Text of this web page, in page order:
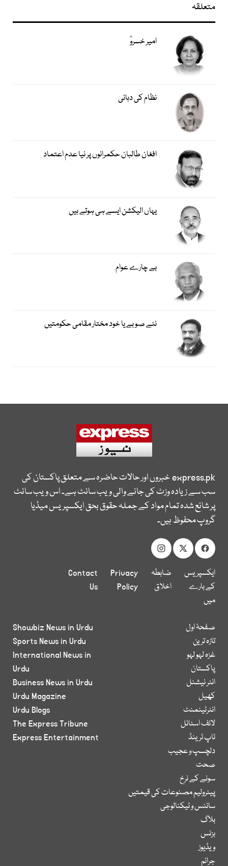
متعلقہ
امیر خسروؒ
نظام کی دہائی
افغان طالبان حکمرانوں پر نیا عدم اعتماد
یہاں الیکشن ایسے ہی ہوتے ہیں
بے چارے عوام
نئے صوبے یا خود مختار مقامی حکومتیں
express.pkخبروں اور حالات حاضرہ سے متعلق پاکستان کی
سب سے زیادہ وزٹ کی جانے والی ویب سائٹ ہے۔ اس ویب سائٹ
پر شائع شدہ تمام مواد کے جملہ حقوق بحق ایکسپریس میڈیا
گروپ محفوظ ہیں۔
ایکسپریس
کے بارے
میں
ضابطہ
اخلاق
Privacy
Policy
Contact
Us
صفحۂ اول
تازہ ترین
غزہ لہو لہو
پاکستان
انٹر نیشنل
کھیل
انٹرٹینمنٹ
لائف اسٹائل
ٹاپ ٹرینڈ
دلچسپ و عجیب
صحت
سونے کے نرخ
پیٹرولیم مصنوعات کی قیمتیں
سائنس و ٹیکنالوجی
بلاگ
بزنس
ویڈیوز
جرائم
Showbiz News in Urdu
Sports News in Urdu
International News in
Urdu
Business News in Urdu
Urdu Magazine
Urdu Blogs
The Express Tribune
Express Entertainment